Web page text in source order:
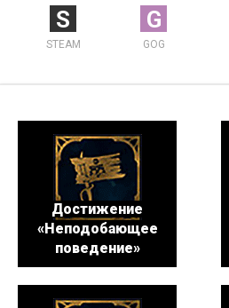
S
STEAM
G
GOG
Достижение
«Неподобающее
поведение»